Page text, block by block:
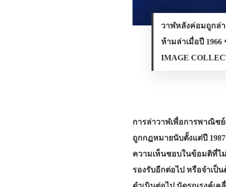
วาฬหลังค่อมถูกล่า
ห้ามล่าเมื่อปี
IMAGE
การล่าวาฬเพื่อการพาณิช
ถูกกฎหมายนับตั้งแต่ปี
ความเห็นชอบในข้อมติที่ไ
รองรับอีกต่อไป หรือจำเป็